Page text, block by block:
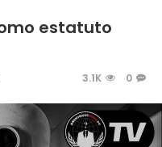
estatuto
3.1K 0